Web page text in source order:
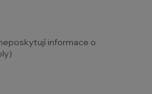
informace o